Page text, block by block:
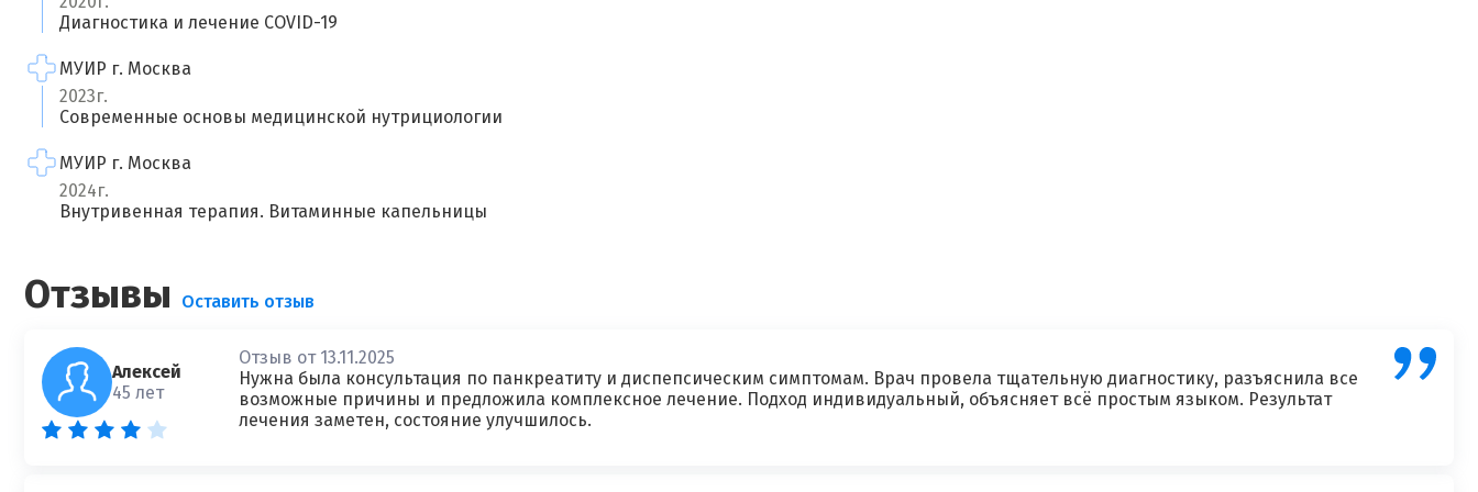
Диагностика и лечение COVID-19
МУИР г. Москва
2023г.
Современные основы медицинской нутрициологии
МУИР г. Москва
2024г.
Внутривенная терапия. Витаминные капельницы
Отзывы Оставить отзыв
Алексей
45 лет
Отзыв от 13.11.2025
Нужна была консультация по панкреатиту и диспепсическим симптомам. Врач провела тщательную диагностику, разъяснила все
возможные причины и предложила комплексное лечение. Подход индивидуальный, объясняет всё простым языком. Результат
лечения заметен, состояние улучшилось.